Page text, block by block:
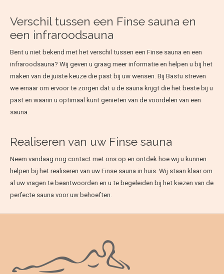
Verschil tussen een Finse sauna en
een infraroodsauna
Bent u niet bekend met het verschil tussen een Finse sauna en een
infraroodsauna? Wij geven u graag meer informatie en helpen u bij het
maken van de juiste keuze die past bij uw wensen. Bij Bastu streven
we ernaar om ervoor te zorgen dat u de sauna krijgt die het beste bij u
past en waarin u optimaal kunt genieten van de voordelen van een
sauna.
Realiseren van uw Finse sauna
Neem vandaag nog contact met ons op en ontdek hoe wij u kunnen
helpen bij het realiseren van uw Finse sauna in huis. Wij staan klaar om
al uw vragen te beantwoorden en u te begeleiden bij het kiezen van de
perfecte sauna voor uw behoeften.